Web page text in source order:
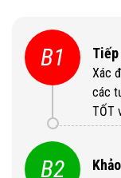
B1
Xác
các
TỐT
B2